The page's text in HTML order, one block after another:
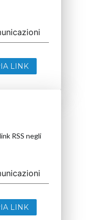
LINK
RSS negli
LINK